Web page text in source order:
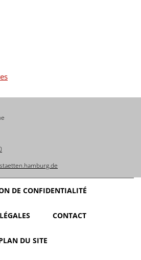
DE CONFIDENTIALITÉ
CONTACT
DU SITE